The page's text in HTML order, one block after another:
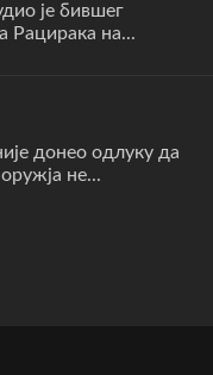
је бившег
Рацирака на...
донео одлуку да
не...